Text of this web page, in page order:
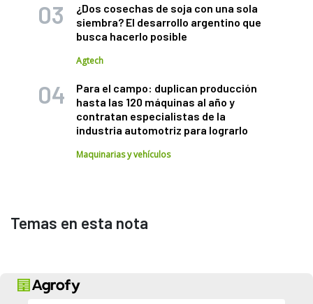
¿Dos cosechas de soja con una sola
siembra? El desarrollo argentino que
busca hacerlo posible
Agtech
Para el campo: duplican producción
hasta las 120 máquinas al año y
contratan especialistas de la
industria automotriz para lograrlo
Maquinarias y vehículos
Temas en esta nota